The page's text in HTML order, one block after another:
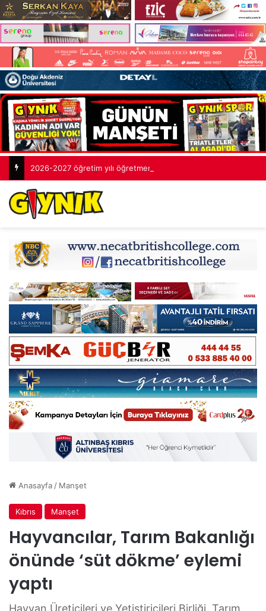
Anasayfa/ Manşet
Kıbrıs Manşet
Hayvancılar, Tarım Bakanlığı
önünde ‘süt dökme’ eylemi
yaptı